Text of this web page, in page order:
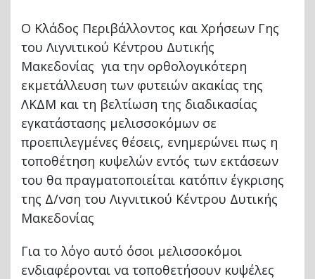
Ο Κλάδος Περιβάλλοντος και Χρήσεων Γης
του Λιγνιτικού Κέντρου Δυτικής
Μακεδονίας για την ορθολογικότερη
εκμετάλλευση των φυτειών ακακίας της
ΛΚΔΜ και τη βελτίωση της διαδικασίας
εγκατάστασης μελισσοκόμων σε
προεπιλεγμένες θέσεις, ενημερώνει πως η
τοποθέτηση κυψελών εντός των εκτάσεων
του θα πραγματοποιείται κατόπιν έγκρισης
της Δ/νση του Λιγνιτικού Κέντρου Δυτικής
Μακεδονίας
Για το λόγο αυτό όσοι μελισσοκόμοι
ενδιαφέρονται να τοποθετήσουν κυψέλες